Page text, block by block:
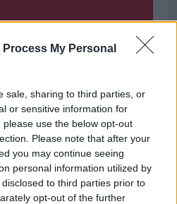
Process My Personal
sale, sharing to third parties, or
or sensitive information for
use the below opt-out
Please note that after your
you may continue seeing
personal information utilized by
to third parties prior to
opt-out of the further
nostre ultime news